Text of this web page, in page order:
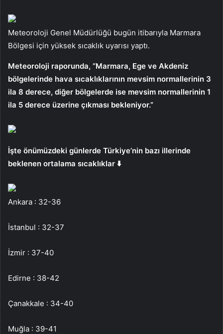
Meteoroloji Genel Müdürlüğü bugün itibarıyla Marmara
Bölgesi için yüksek sıcaklık uyarısı yaptı.
Meteoroloji raporunda, “Marmara, Ege ve Akdeniz
bölgelerinde hava sıcaklıklarının mevsim normallerinin 3
ila 8 derece, diğer bölgelerde ise mevsim normallerinin 1
ila 5 derece üzerine çıkması bekleniyor.”
İşte önümüzdeki günlerde Türkiye’nin bazı illerinde
beklenen ortalama sıcaklıklar ⬇️
Ankara : 32-36
İstanbul : 32-37
İzmir : 37-40
Edirne : 38-42
Çanakkale : 34-40
Muğla : 39-41